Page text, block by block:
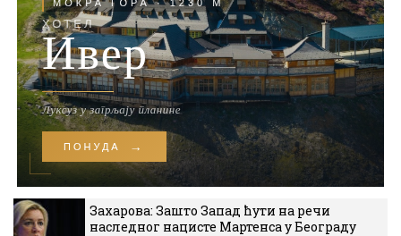
Захарова: Зашто Запад ћути на речи
наследног нацисте Мартенса у Београду